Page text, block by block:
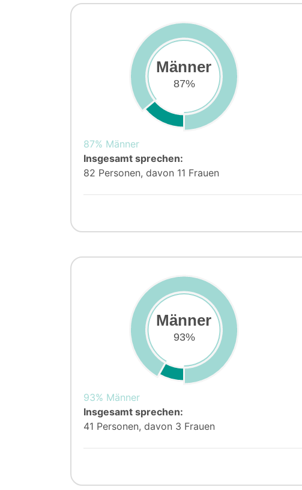
Männer
87%
87% Männer
Insgesamt sprechen:
82 Personen, davon 11 Frauen
Männer
93%
93% Männer
Insgesamt sprechen:
41 Personen, davon 3 Frauen